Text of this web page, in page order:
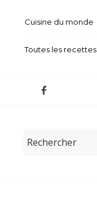
Cuisine du monde
Toutes les recettes